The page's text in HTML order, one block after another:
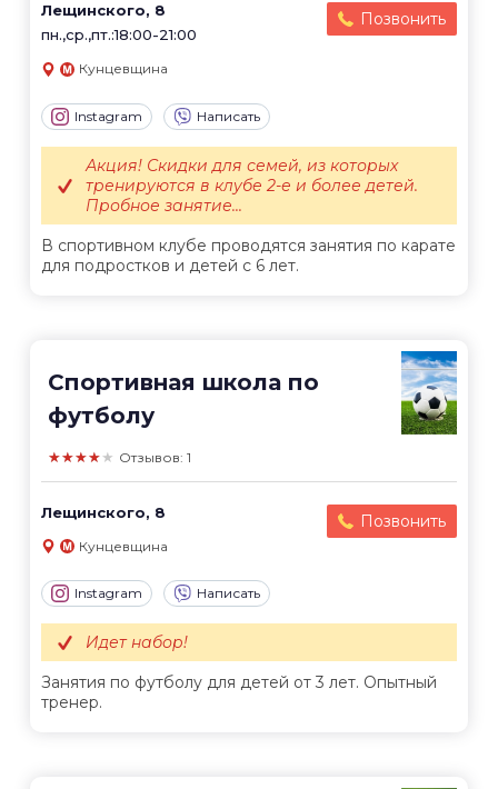
Лещинского, 8
пн.,ср.,пт.:18:00-21:00
Позвонить
Кунцевщина
Instagram Написать
В спортивном клубе проводятся занятия по карате
для подростков и детей с 6 лет.
Акция! Скидки для семей, из которых
тренируются в клубе 2-е и более детей.
Пробное занятие...
Спортивная школа по
футболу
★★★★★ Отзывов: 1
Лещинского, 8 Позвонить
Кунцевщина
Instagram Написать
Занятия по футболу для детей от 3 лет. Опытный
тренер.
Идет набор!